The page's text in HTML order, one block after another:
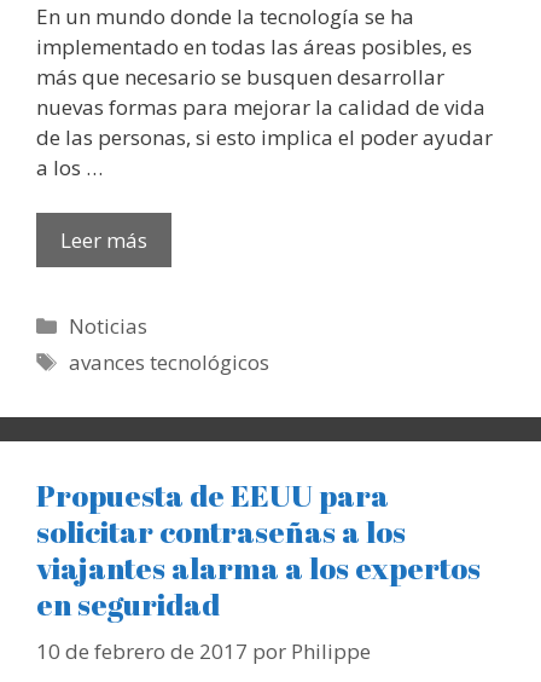
En un mundo donde la tecnología se ha
implementado en todas las áreas posibles, es
más que necesario se busquen desarrollar
nuevas formas para mejorar la calidad de vida
de las personas, si esto implica el poder ayudar
a los …
Leer más
Categorías
Noticias
Etiquetas
avances tecnológicos
Propuesta de EEUU para
solicitar contraseñas a los
viajantes alarma a los expertos
en seguridad
10 de febrero de 2017 por Philippe